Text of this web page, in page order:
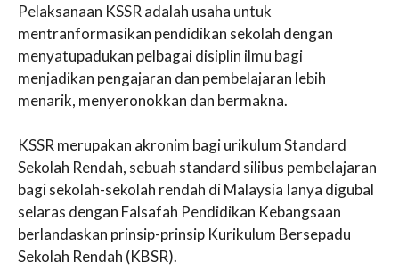
Pelaksanaan KSSR adalah usaha untuk
mentranformasikan pendidikan sekolah dengan
menyatupadukan pelbagai disiplin ilmu bagi
menjadikan pengajaran dan pembelajaran lebih
menarik, menyeronokkan dan bermakna.
KSSR merupakan akronim bagi urikulum Standard
Sekolah Rendah, sebuah standard silibus pembelajaran
bagi sekolah-sekolah rendah di Malaysia Ianya digubal
selaras dengan Falsafah Pendidikan Kebangsaan
berlandaskan prinsip-prinsip Kurikulum Bersepadu
Sekolah Rendah (KBSR).